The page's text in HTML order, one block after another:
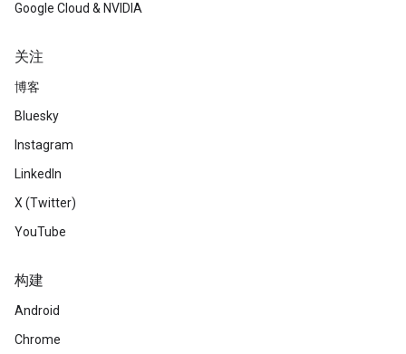
Google Cloud & NVIDIA
关注
博客
Bluesky
Instagram
LinkedIn
X (Twitter)
YouTube
构建
Android
Chrome